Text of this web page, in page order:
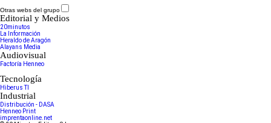
Otras webs del grupo
Editorial y Medios
20minutos
La Información
Heraldo de Aragón
Alayans Media
Audiovisual
Factoría Henneo
Tecnología
Hiberus TI
Industrial
Distribución - DASA
Henneo Print
imprentaonline.net